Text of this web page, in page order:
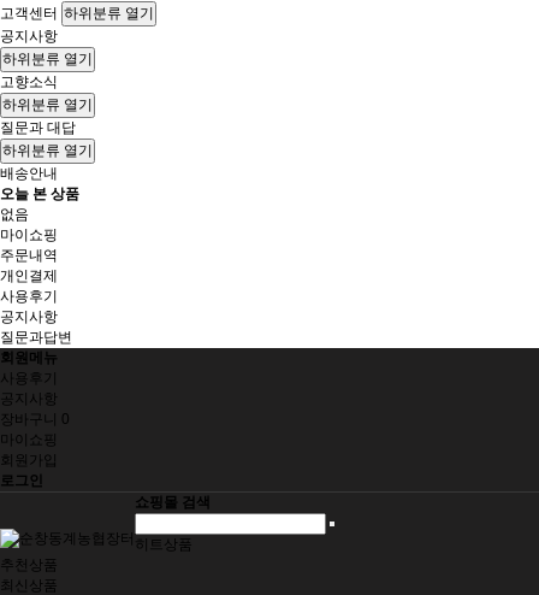
고객센터 하위분류 열기
공지사항
하위분류 열기
고향소식
하위분류 열기
질문과 대답
하위분류 열기
배송안내
오늘 본 상품
없음
마이쇼핑
주문내역
개인결제
사용후기
공지사항
질문과답변
회원메뉴
사용후기
공지사항
장바구니
0
마이쇼핑
회원가입
로그인
쇼핑몰 검색
히트상품
추천상품
최신상품